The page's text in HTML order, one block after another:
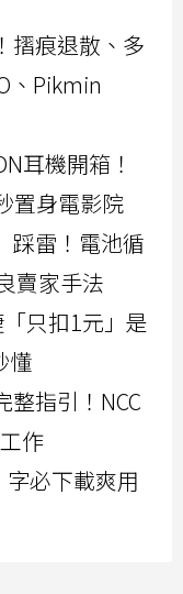
摺痕退散、多
、Pikmin
耳機開箱！
置身電影院
踩雷！電池循
賣家手法
只扣1元」是
懂
指引！NCC
作
字必下載爽用